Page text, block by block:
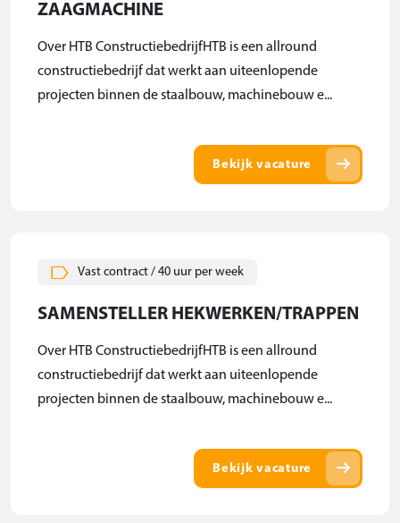
ZAAGMACHINE
Over HTB ConstructiebedrijfHTB is een allround
constructiebedrijf dat werkt aan uiteenlopende
projecten binnen de staalbouw, machinebouw e...
Bekijk vacature arrow_right_alt
Vast contract / 40 uur per week
SAMENSTELLER HEKWERKEN/TRAPPEN
Over HTB ConstructiebedrijfHTB is een allround
constructiebedrijf dat werkt aan uiteenlopende
projecten binnen de staalbouw, machinebouw e...
Bekijk vacature arrow_right_alt